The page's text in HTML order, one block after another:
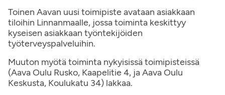
Toinen Aavan uusi toimipiste avataan asiakkaan
tiloihin Linnanmaalle, jossa toiminta keskittyy
kyseisen asiakkaan työntekijöiden
työterveyspalveluihin.
Muuton myötä toiminta nykyisissä toimipisteissä
(Aava Oulu Rusko, Kaapelitie 4, ja Aava Oulu
Keskusta, Koulukatu 34) lakkaa.